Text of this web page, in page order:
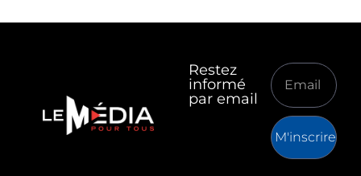
Restez
informé
par email
M'inscrire